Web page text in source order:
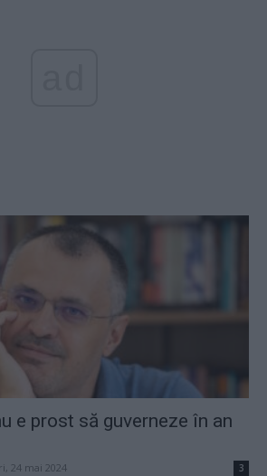
e prost să guverneze în an
24 mai 2024 3